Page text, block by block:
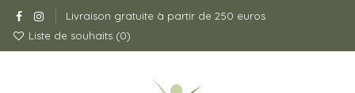
Livraison gratuite à partir de 250 euros
Liste de souhaits (0)